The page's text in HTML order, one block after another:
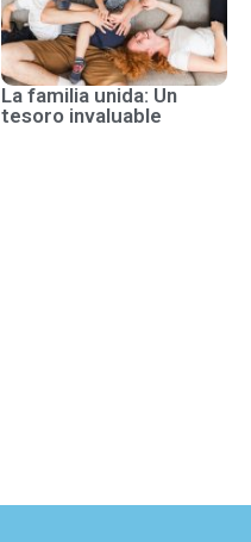
La familia unida: Un
tesoro invaluable